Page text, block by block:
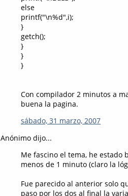
else
printf("\n%d",i);
}
getch();
}
}
}
Con compilador 2 minutos a
buena la pagina.
sábado, 31 marzo, 2007
Anónimo dijo...
Me fascino el tema, he estado
menos de 1 minuto (claro la
Fue parecido al anterior solo
paso por los dos al final la